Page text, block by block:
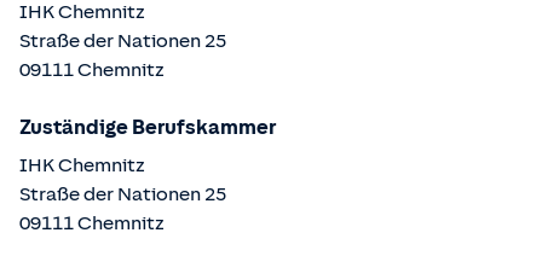
IHK Chemnitz
Straße der Nationen 25
09111Chemnitz
Zuständige Berufskammer
IHK Chemnitz
Straße der Nationen 25
09111Chemnitz